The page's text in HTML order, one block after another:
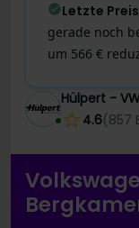
Letzte
gerade noch
um 566 €
Hülpert -
4.6(857